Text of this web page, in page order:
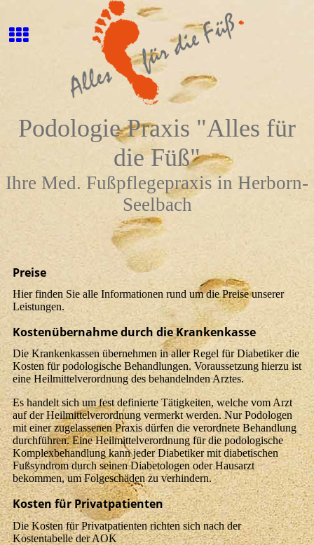
Podologie Praxis "Alles für
die Füß"
Ihre Med. Fußpflegepraxis in Herborn-
Seelbach
Preise
Hier finden Sie alle Informationen rund um die Preise unserer
Leistungen.
Kostenübernahme durch die Krankenkasse
Die Krankenkassen übernehmen in aller Regel für Diabetiker die
Kosten für podologische Behandlungen. Voraussetzung hierzu ist
eine Heilmittelverordnung des behandelnden Arztes.
Es handelt sich um fest definierte Tätigkeiten, welche vom Arzt
auf der Heilmittelverordnung vermerkt werden. Nur Podologen
mit einer zugelassenen Praxis dürfen die verordnete Behandlung
durchführen. Eine Heilmittelverordnung für die podologische
Komplexbehandlung kann jeder Diabetiker mit diabetischen
Fußsyndrom durch seinen Diabetologen oder Hausarzt
bekommen, um Folgeschäden zu verhindern.
Kosten für Privatpatienten
Die Kosten für Privatpatienten richten sich nach der
Kostentabelle der AOK